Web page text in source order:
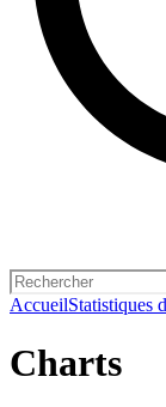
AccueilStatistiques
Charts